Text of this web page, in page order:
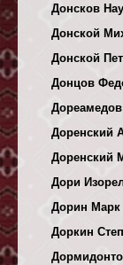
Донсков
Донской
Донской
Донцов
Доренский
Доренский
Дори
Дорин Марк
Доркин